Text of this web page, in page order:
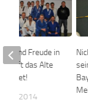
und Freude in
das Alte
2014